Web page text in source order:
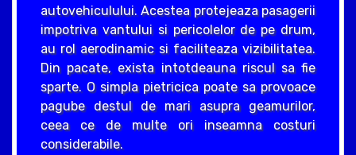
autovehiculului. Acestea protejeaza pasagerii
impotriva vantului si pericolelor de pe drum,
au rol aerodinamic si faciliteaza vizibilitatea.
Din pacate, exista intotdeauna riscul sa fie
sparte. O simpla pietricica poate sa provoace
pagube destul de mari asupra geamurilor,
ceea ce de multe ori inseamna costuri
considerabile.